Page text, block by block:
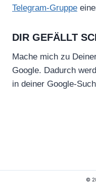
Telegram-Gruppe
DIR GEFÄLLT
Mache mich zu
Google. Dadurch
in deiner Google-
©